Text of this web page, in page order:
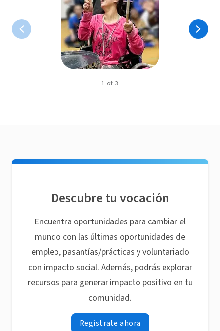
1 of3
Descubre tu vocación
Encuentra oportunidades para cambiar el
mundo con las últimas oportunidades de
empleo, pasantías/prácticas y voluntariado
con impacto social. Además, podrás explorar
recursos para generar impacto positivo en tu
comunidad.
Regístrate ahora